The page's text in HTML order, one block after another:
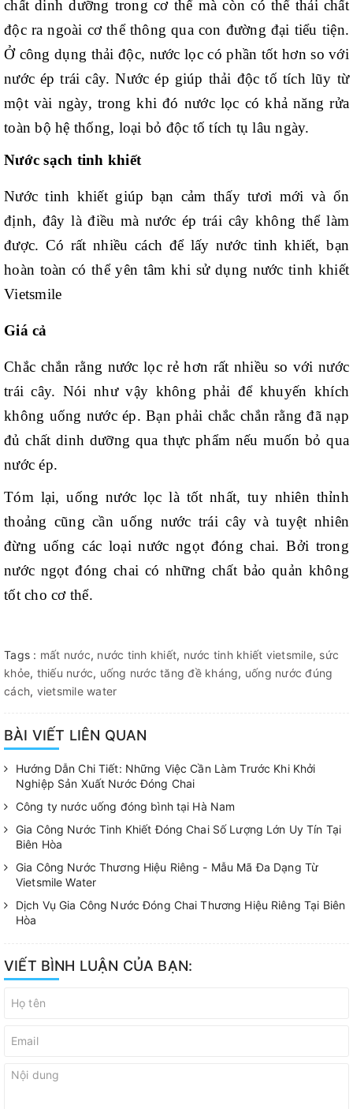
chất dinh dưỡng trong cơ thể mà còn có thể thải chất
độc ra ngoài cơ thể thông qua con đường đại tiểu tiện.
Ở công dụng thải độc, nước lọc có phần tốt hơn so với
nước ép trái cây. Nước ép giúp thải độc tố tích lũy từ
một vài ngày, trong khi đó nước lọc có khả năng rửa
toàn bộ hệ thống, loại bỏ độc tố tích tụ lâu ngày.
Nước sạch tinh khiết
Nước tinh khiết giúp bạn cảm thấy tươi mới và ổn
định, đây là điều mà nước ép trái cây không thể làm
được. Có rất nhiều cách để lấy nước tinh khiết, bạn
hoàn toàn có thể yên tâm khi sử dụng nước tinh khiết
Vietsmile
Giá cả
Chắc chắn rằng nước lọc rẻ hơn rất nhiều so với nước
trái cây. Nói như vậy không phải để khuyến khích
không uống nước ép. Bạn phải chắc chắn rằng đã nạp
đủ chất dinh dưỡng qua thực phẩm nếu muốn bỏ qua
nước ép.
Tóm lại, uống nước lọc là tốt nhất, tuy nhiên thỉnh
thoảng cũng cần uống nước trái cây và tuyệt nhiên
đừng uống các loại nước ngọt đóng chai. Bởi trong
nước ngọt đóng chai có những chất bảo quản không
tốt cho cơ thể.
Tags : mất nước, nước tinh khiết, nước tinh khiết vietsmile, sức
khỏe, thiếu nước, uống nước tăng đề kháng, uống nước đúng
cách, vietsmile water
BÀI VIẾT LIÊN QUAN
Hướng Dẫn Chi Tiết: Những Việc Cần Làm Trước Khi Khởi
Nghiệp Sản Xuất Nước Đóng Chai
Công ty nước uống đóng bình tại Hà Nam
Gia Công Nước Tinh Khiết Đóng Chai Số Lượng Lớn Uy Tín Tại
Biên Hòa
Gia Công Nước Thương Hiệu Riêng - Mẫu Mã Đa Dạng Từ
Vietsmile Water
Dịch Vụ Gia Công Nước Đóng Chai Thương Hiệu Riêng Tại Biên
Hòa
VIẾT BÌNH LUẬN CỦA BẠN: